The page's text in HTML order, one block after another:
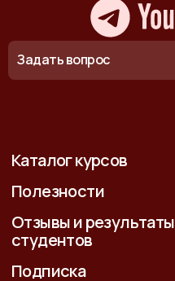
Задать вопрос
Каталог курсов
Полезности
Отзывы и результаты
студентов
Подписка